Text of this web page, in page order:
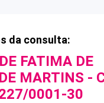
da consulta:
FATIMA DE
MARTINS -
0001-30